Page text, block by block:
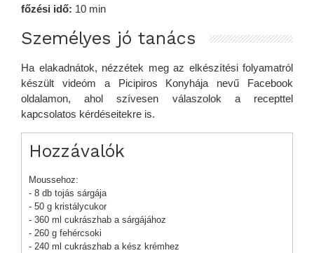
főzési idő: 10 min
Személyes jó tanács
Ha elakadnátok, nézzétek meg az elkészítési folyamatról
készült videóm a Picipiros Konyhája nevű Facebook
oldalamon, ahol szívesen válaszolok a recepttel
kapcsolatos kérdéseitekre is.
Hozzávalók
Moussehoz:
- 8 db tojás sárgája
- 50 g kristálycukor
- 360 ml cukrászhab a sárgájához
- 260 g fehércsoki
- 240 ml cukrászhab a kész krémhez